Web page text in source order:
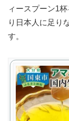
ィースプーン1
り日本人に足り
す。